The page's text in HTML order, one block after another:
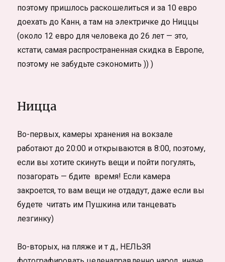
поэтому пришлось раскошелиться и за 10 евро
доехать до Канн, а там на электричке до Ниццы
(около 12 евро для человека до 26 лет — это,
кстати, самая распространенная скидка в Европе,
поэтому не забудьте сэкономить )) )
Ницца
Во-первых, камеры хранения на вокзале
работают до 20:00 и открываются в 8:00, поэтому,
если вы хотите скинуть вещи и пойти погулять,
позагорать — бдите время! Если камера
закроется, то вам вещи не отдадут, даже если вы
будете читать им Пушкина или танцевать
лезгинку)
Во-вторых, на пляже и т д., НЕЛЬЗЯ